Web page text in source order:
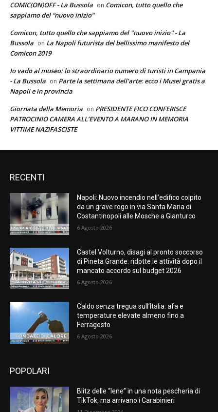
COMIC(ON)OFF - La Bussola on Comicon, tutto quello che
sappiamo del “nuovo inizio”
Comicon, tutto quello che sappiamo del "nuovo inizio" - La
Bussola on La Napoli futurista del bellissimo manifesto del
Comicon 2019
Io vado al museo: lo straordinario numero di turisti in Campania
- La Bussola on Parte la settimana dell’arte: ecco i Musei gratis a
Napoli e in provincia
Giornata della Memoria on PRESIDENTE FICO CONFERISCE
PATROCINIO CAMERA ALL’EVENTO A MARANO IN MEMORIA
VITTIME NAZIFASCISTE
RECENTI
Napoli: Nuovo incendio nell’edifico colpito
da un grave rogo in via Santa Maria di
Costantinopoli alle Mosche a Gianturco
6 Agosto 2026
Castel Volturno, disagi al pronto soccorso
di Pineta Grande: ridotte le attività dopo il
mancato accordo sul budget 2026
6 Agosto 2026
Caldo senza tregua sull’Italia: afa e
temperature elevate almeno fino a
Ferragosto
6 Agosto 2026
POPOLARI
Blitz delle “Iene” in una nota pescheria di
TikTok, ma arrivano i Carabinieri